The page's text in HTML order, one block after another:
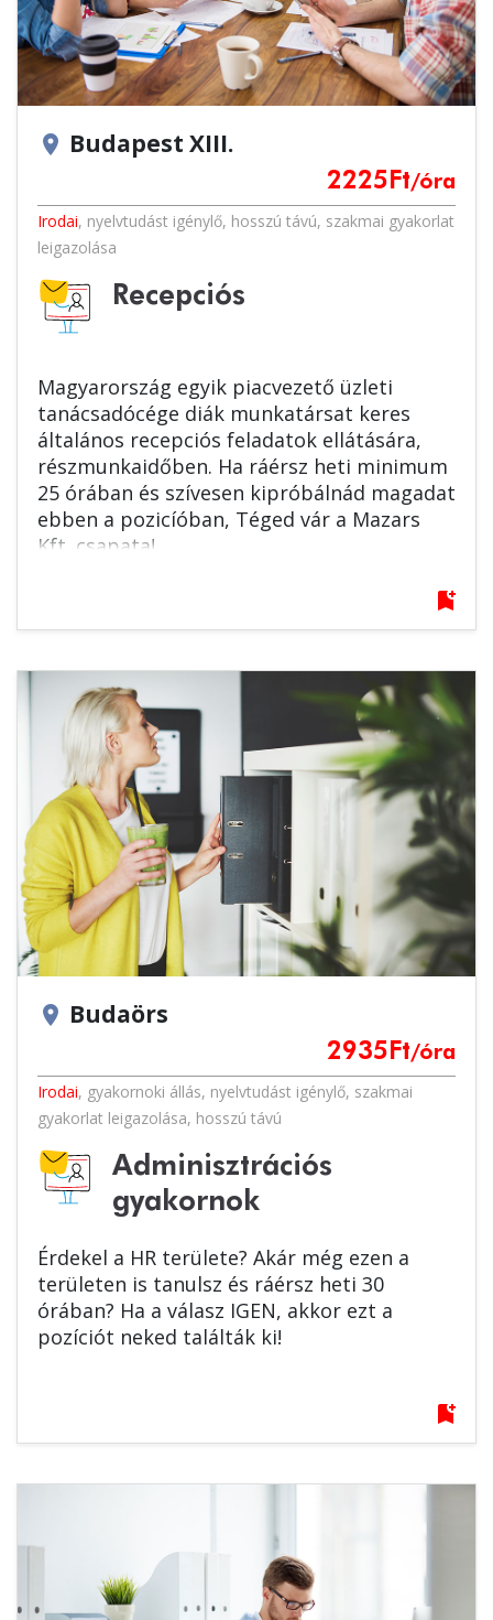
location_on Budapest XIII.
2225 Ft/óra
Irodai, nyelvtudást igénylő, hosszú távú, szakmai gyakorlat
leigazolása
Recepciós
Magyarország egyik piacvezető üzleti
tanácsadócége diák munkatársat keres
általános recepciós feladatok ellátására,
részmunkaidőben. Ha ráérsz heti minimum
25 órában és szívesen kipróbálnád magadat
ebben a pozicíóban, Téged vár a Mazars
Kft. csapata!
bookmark_add
location_on Budaörs
2935 Ft/óra
Irodai, gyakornoki állás, nyelvtudást igénylő, szakmai
gyakorlat leigazolása, hosszú távú
Adminisztrációs
gyakornok
Érdekel a HR területe? Akár még ezen a
területen is tanulsz és ráérsz heti 30
órában? Ha a válasz IGEN, akkor ezt a
pozíciót neked találták ki!
bookmark_add